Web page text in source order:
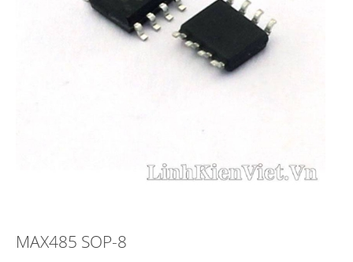
MAX485 SOP-8